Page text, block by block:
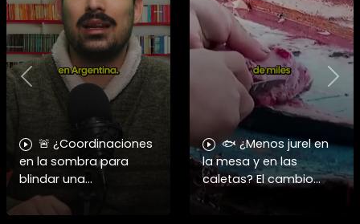
🚨 ¿Coordinaciones
en la sombra para
blindar una
candidatura
presidencial? Nuevos
🐟 ¿Menos jurel en
la mesa y en las
caletas? El cambio
climático y El Niño
alteran las aguas
Previous